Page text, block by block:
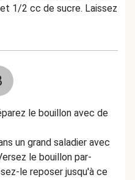
1/2 cc de sucre. Laissez
le bouillon avec de
un grand saladier avec
le bouillon par-
le reposer jusqu'à ce